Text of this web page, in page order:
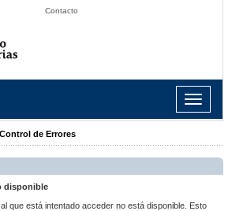
Contacto
Toggle
navigation
Control de Errores
disponible
que está intentado acceder no está disponible. Esto